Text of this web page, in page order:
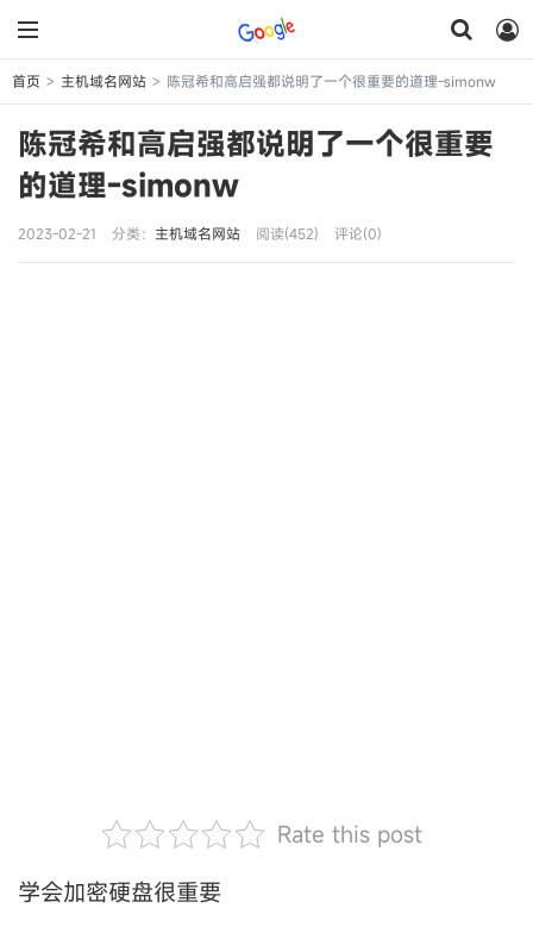
首页 > 主机域名网站 > 陈冠希和高启强都说明了一个很重要的道理-simonw
陈冠希和高启强都说明了一个很重要
的道理-simonw
2023-02-21 分类： 主机域名网站 阅读(452) 评论(0)
Rate this post
学会加密硬盘很重要